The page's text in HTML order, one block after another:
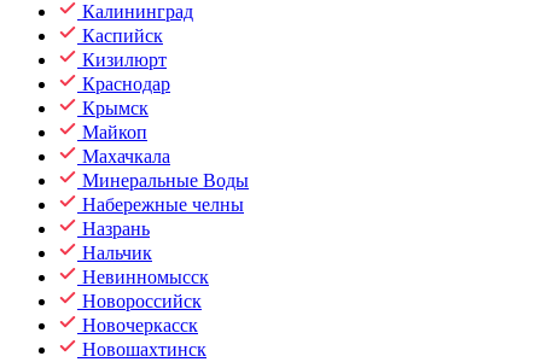
Калининград
Каспийск
Кизилюрт
Краснодар
Крымск
Майкоп
Махачкала
Минеральные Воды
Набережные челны
Назрань
Нальчик
Невинномысск
Новороссийск
Новочеркасск
Новошахтинск